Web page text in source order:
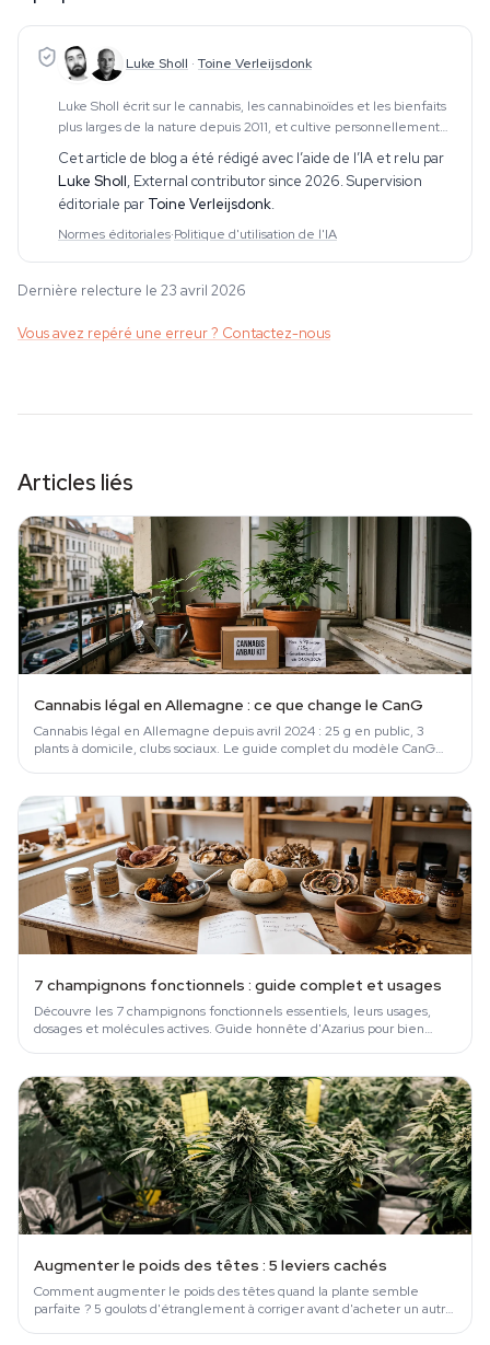
Luke Sholl · Toine Verleijsdonk
Luke Sholl écrit sur le cannabis, les cannabinoïdes et les bienfaits
plus larges de la nature depuis 2011, et cultive personnellement
d'une décennie. Cette e
Cet article de blog a été rédigé avec l’aide de l’IA et relu par
Luke Sholl, External contributor since 2026. Supervision
éditoriale par Toine Verleijsdonk.
Normes éditoriales·Politique d'utilisation de l'IA
Dernière relecture le 23 avril 2026
Vous avez repéré une erreur ? Contactez-nous
Articles liés
Cannabis légal en Allemagne : ce que change le CanG
Cannabis légal en Allemagne depuis avril 2024 : 25 g en public, 3
plants à domicile, clubs sociaux. Le guide complet du modèle CanG
7 champignons fonctionnels : guide complet et usages
Découvre les 7 champignons fonctionnels essentiels, leurs usages,
dosages et molécules actives. Guide honnête d'Azarius pour bien
Augmenter le poids des têtes : 5 leviers cachés
Comment augmenter le poids des têtes quand la plante semble
parfaite ? 5 goulots d'étranglement à corriger avant d'acheter un autre